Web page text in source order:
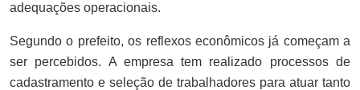
adequações operacionais.
Segundo o prefeito, os reflexos econômicos já começam a
ser percebidos. A empresa tem realizado processos de
cadastramento e seleção de trabalhadores para atuar tanto